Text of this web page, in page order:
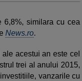
6,8%, similara cu cea
News.ro.
acestui an este cel
trei al anului 2015,
vanzarile cu